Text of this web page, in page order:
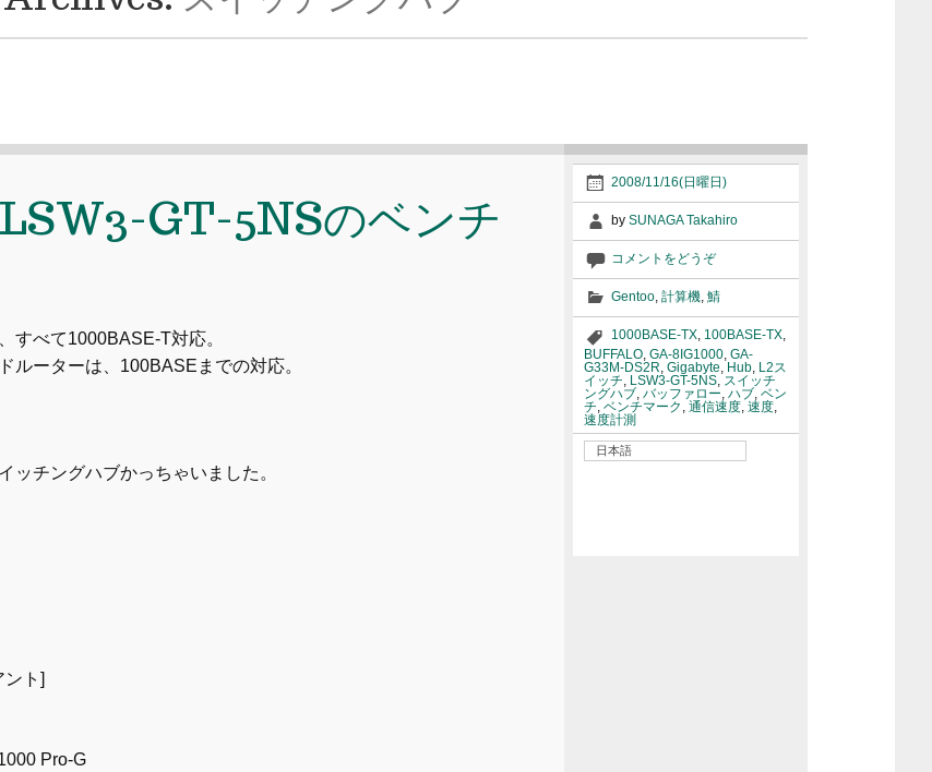
GT-5NSのベンチ
すべて1000BASE-T対応。
ルーターは、100BASEまでの対応。
ッチングハブかっちゃいました。
ト]
Pro-G
2008/11/16(日曜日)
bySUNAGA Takahiro
コメントをどうぞ
Gentoo,計算機,鯖
1000BASE-TX, 100BASE-TX,
BUFFALO,GA-8IG1000,GA-
G33M-DS2R,Gigabyte, Hub, L2ス
イッチ, LSW3-GT-5NS, スイッチ
ングハブ,バッファロー,ハブ,ベン
チ,ベンチマーク ,通信速度,速度,
速度計測
日本語